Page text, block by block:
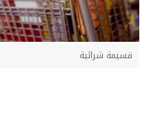
قسيمة شرائية